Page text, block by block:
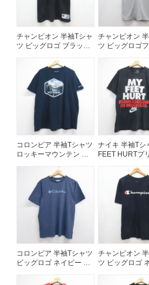
チャンピオン 半袖Tシャ
ツ ビッグロゴ ブラック
チャンピオン
ツ ビッグロゴフ
ズXL相当 | 古着
コロンビア 半袖Tシャツ
ロッキーマウンテン ネ
ナイキ 半袖Tシ
FEET HURTプ
コロンビア 半袖Tシャツ
ビッグロゴ ネイビー メ
チャンピオン
ツ ビッグロゴ